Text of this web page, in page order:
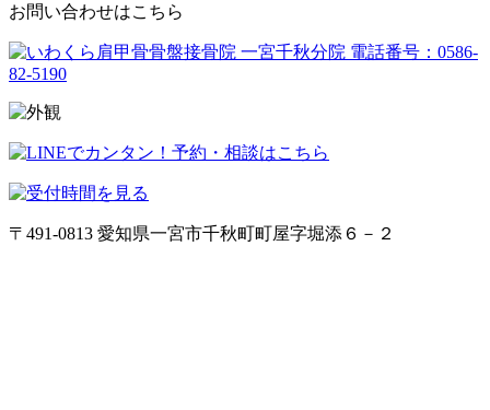
お問い合わせはこちら
〒491-0813 愛知県一宮市千秋町町屋字堀添６－２